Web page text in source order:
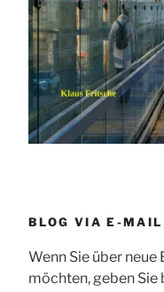
BLOG VIA E-MAIL
Wenn Sie über
möchten, geben